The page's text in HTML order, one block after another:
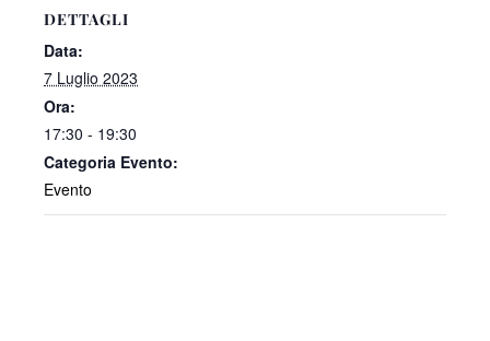
DETTAGLI
Data:
7 Luglio 2023
Ora:
17:30 - 19:30
Categoria Evento:
Evento